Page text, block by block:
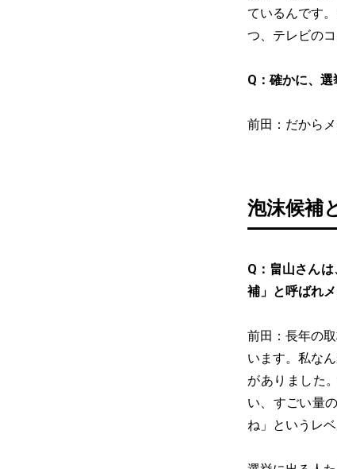
ているんです
つ、テレビの
Q：確かに、選
前田：だから
泡沫候補
Q：畠山さん
補」と呼ばれ
前田：長年の
います。私な
がありました
い、すごい量
ね」というレベ